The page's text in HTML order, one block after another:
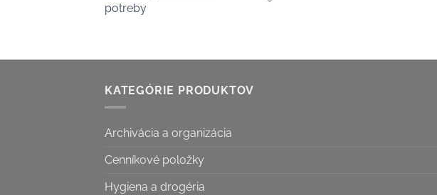
potreby
KATEGÓRIE PRODUKTOV
Archivácia a organizácia
Cenníkové položky
Hygiena a drogéria